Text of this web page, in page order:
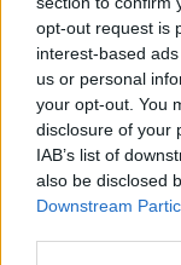
opt-out request is
interest-based
us or personal
your opt-out. You
disclosure of your
IAB’s list of
also be disclosed
Downstream
πρέπει να
το Block 10 στον
στην HelleniQ
οι εκτιμήσεις
μέσα στη χρονιά
πληροφορίες
καιρό
ίδια στιγμή, στο
ανοίξει στην